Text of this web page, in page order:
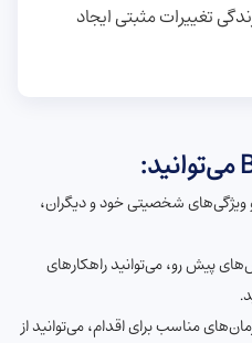
تغییرات مثبتی ایجاد
ویژگی‌های شخصیتی خود و دیگران،
پیش رو، می‌توانید راهکارهای
مناسب برای اقدام، می‌توانید از